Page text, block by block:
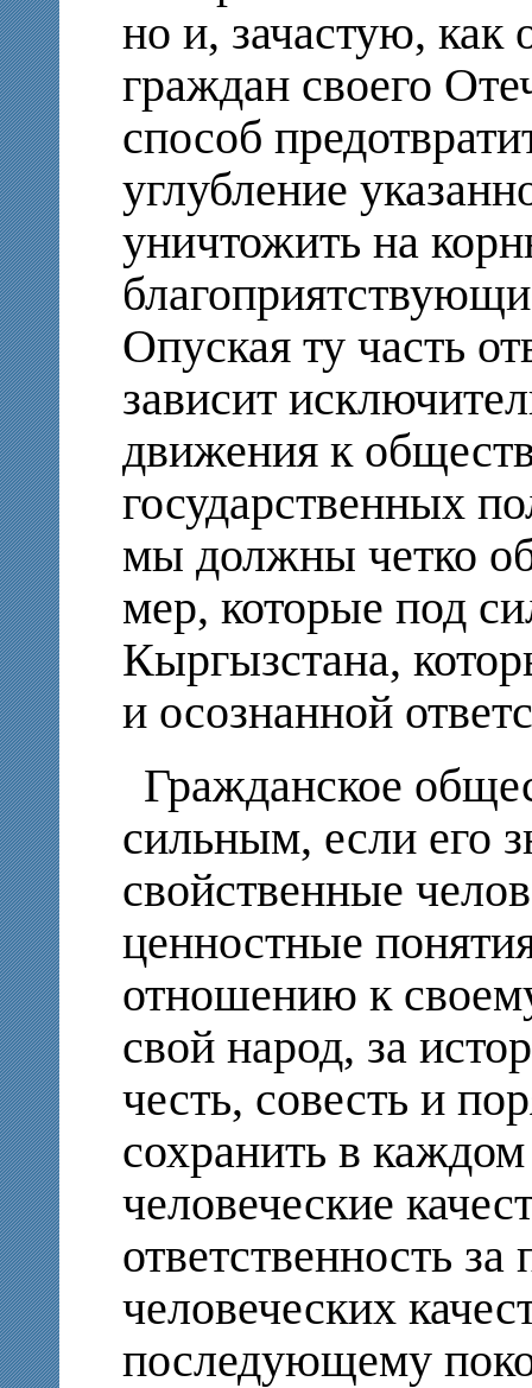
но и, зачастую, как
граждан своего
способ
углубление
уничтожить на
Опуская ту часть
зависит
движения к
государственных
мы должны четко
мер, которые под
Кыргызстана,
и осознанной
Гражданское
сильным, если его
свойственные
ценностные
отношению к
свой народ, за
честь, совесть и
сохранить в
человеческие
ответственность за
человеческих
последующему